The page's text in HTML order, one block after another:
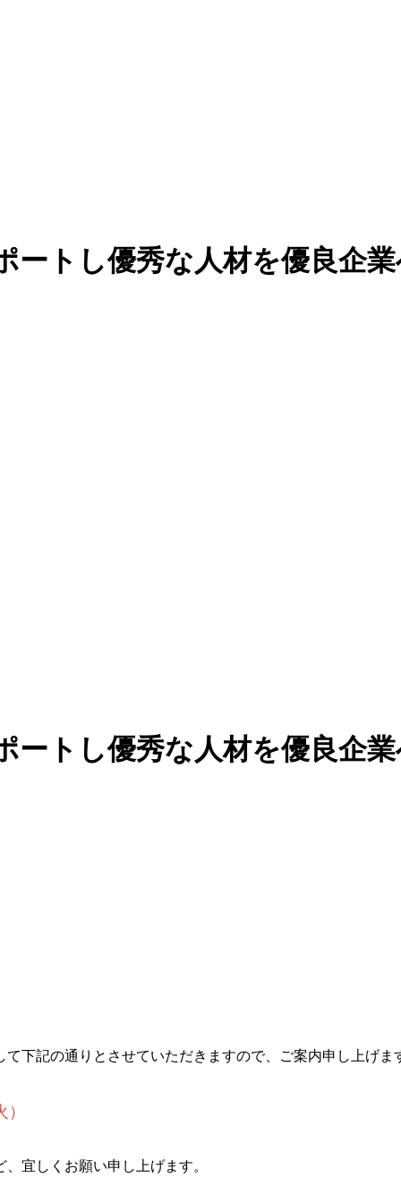
ートし優秀な人材を優良企
ートし優秀な人材を優良企
下記の通りとさせていただきますので、ご案内申し上げま
宜しくお願い申し上げます。